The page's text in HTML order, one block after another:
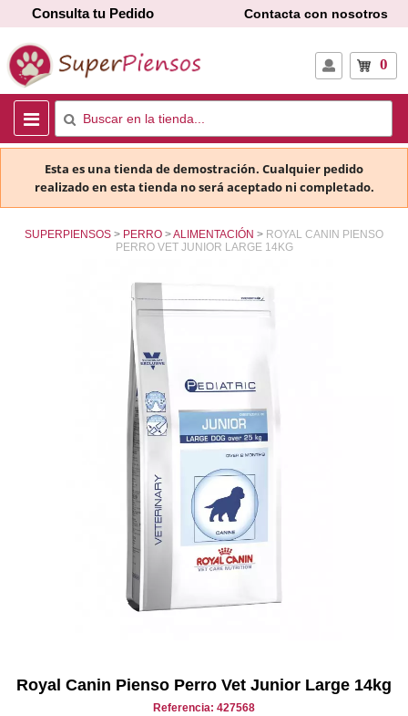
Consulta tu Pedido Contacta con nosotros
0
Esta es una tienda de demostración. Cualquier pedido
realizado en esta tienda no será aceptado ni completado.
SUPERPIENSOS PERRO ALIMENTACIÓN
ROYAL CANIN PIENSO
PERRO VET JUNIOR LARGE 14KG
Royal Canin Pienso Perro Vet Junior Large 14kg
Referencia: 427568